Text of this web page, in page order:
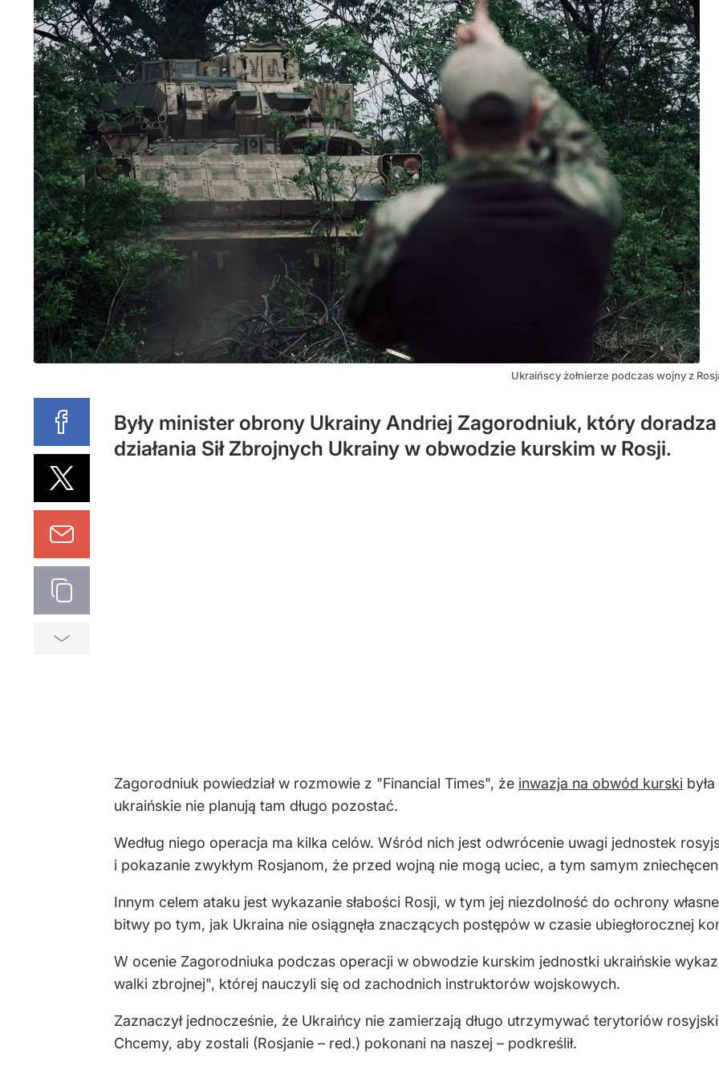
Ukraińscy żołnierze podczas wojny z
Były minister obrony Ukrainy Andriej Zagorodniuk, który
działania Sił Zbrojnych Ukrainy w obwodzie kurskim w Rosji.
Zagorodniuk powiedział w rozmowie z "Financial Times", że inwazja na obwód kurski
ukraińskie nie planują tam długo pozostać.
Według niego operacja ma kilka celów. Wśród nich jest odwrócenie uwagi jednostek
i pokazanie zwykłym Rosjanom, że przed wojną nie mogą uciec, a tym samym
Innym celem ataku jest wykazanie słabości Rosji, w tym jej niezdolność do ochrony
bitwy po tym, jak Ukraina nie osiągnęła znaczących postępów w czasie ubiegłorocznej
W ocenie Zagorodniuka podczas operacji w obwodzie kurskim jednostki ukraińskie
walki zbrojnej", której nauczyli się od zachodnich instruktorów wojskowych.
Zaznaczył jednocześnie, że Ukraińcy nie zamierzają długo utrzymywać terytoriów
Chcemy, aby zostali (Rosjanie – red.) pokonani na naszej – podkreślił.